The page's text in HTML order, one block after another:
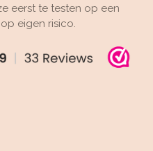
eerst te testen op een
eigen risico.